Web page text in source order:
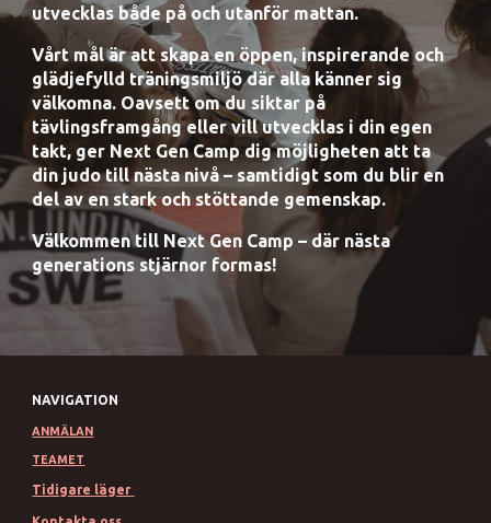
utvecklas både på och utanför mattan.
Vårt mål är att skapa en öppen, inspirerande och
glädjefylld träningsmiljö där alla känner sig
välkomna. Oavsett om du siktar på
tävlingsframgång eller vill utvecklas i din egen
takt, ger Next Gen Camp dig möjligheten att ta
din judo till nästa nivå – samtidigt som du blir en
del av en stark och stöttande gemenskap.
Välkommen till Next Gen Camp – där nästa
generations stjärnor formas!
NAVIGATION
ANMÄLAN
TEAMET
Tidigare läger